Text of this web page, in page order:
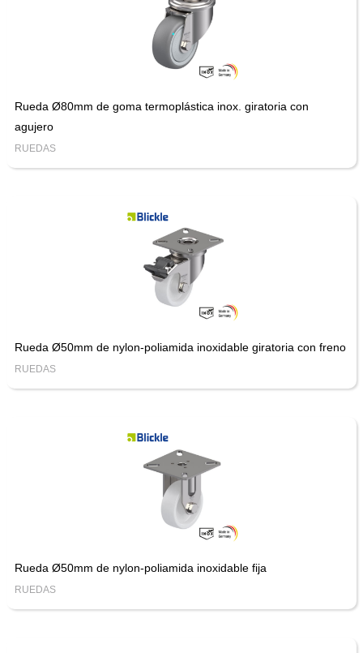
Rueda Ø80mm de goma termoplástica inox. giratoria con
agujero
RUEDAS
Rueda Ø50mm de nylon-poliamida inoxidable giratoria con freno
RUEDAS
Rueda Ø50mm de nylon-poliamida inoxidable fija
RUEDAS